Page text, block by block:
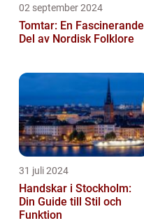
02 september 2024
Tomtar: En Fascinerande
Del av Nordisk Folklore
31 juli 2024
Handskar i Stockholm:
Din Guide till Stil och
Funktion